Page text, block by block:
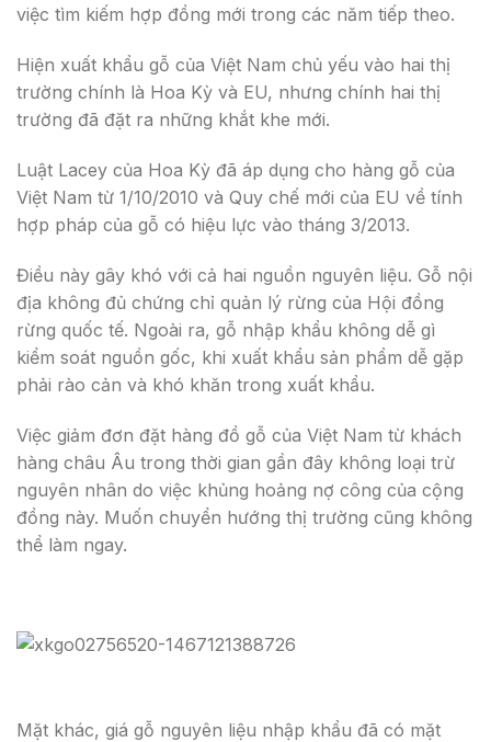
việc tìm kiếm hợp đồng mới trong các năm tiếp theo.
Hiện xuất khẩu gỗ của Việt Nam chủ yếu vào hai thị
trường chính là Hoa Kỳ và EU, nhưng chính hai thị
trường đã đặt ra những khắt khe mới.
Luật Lacey của Hoa Kỳ đã áp dụng cho hàng gỗ của
Việt Nam từ 1/10/2010 và Quy chế mới của EU về tính
hợp pháp của gỗ có hiệu lực vào tháng 3/2013.
Điều này gây khó với cả hai nguồn nguyên liệu. Gỗ nội
địa không đủ chứng chỉ quản lý rừng của Hội đồng
rừng quốc tế. Ngoài ra, gỗ nhập khẩu không dễ gì
kiểm soát nguồn gốc, khi xuất khẩu sản phẩm dễ gặp
phải rào cản và khó khăn trong xuất khẩu.
Việc giảm đơn đặt hàng đồ gỗ của Việt Nam từ khách
hàng châu Âu trong thời gian gần đây không loại trừ
nguyên nhân do việc khủng hoảng nợ công của cộng
đồng này. Muốn chuyển hướng thị trường cũng không
thể làm ngay.
Mặt khác, giá gỗ nguyên liệu nhập khẩu đã có mặt